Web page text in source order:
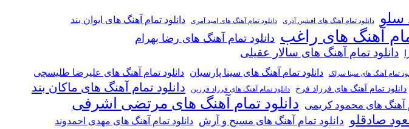
سلو دانلود تمام آهنگ های افشین آذری دانلود تمام آهنگ های امید آمری دانلود تمام آهنگ های ایوان بند
آهنگ های راغب دانلود تمام آهنگ های رضا بهرام
دانلود تمام آهنگ های سالار عقیلی
تمام آهنگ های سینا سرلک دانلود تمام آهنگ های سینا پارسیان دانلود تمام آهنگ های علیرضا طلیسچی
دانلود تمام آهنگ های فرزاد فرخ دانلود تمام آهنگ های فرزاد فرزین دانلود تمام آهنگ های ماکان بند
آهنگ های محمود کریمی دانلود تمام آهنگ های مرتضی اشرفی
صادقلو دانلود تمام آهنگ های مسیح و آرش دانلود تمام آهنگ های مهدی احمدوند